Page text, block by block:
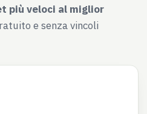
più veloci al miglior
e senza vincoli